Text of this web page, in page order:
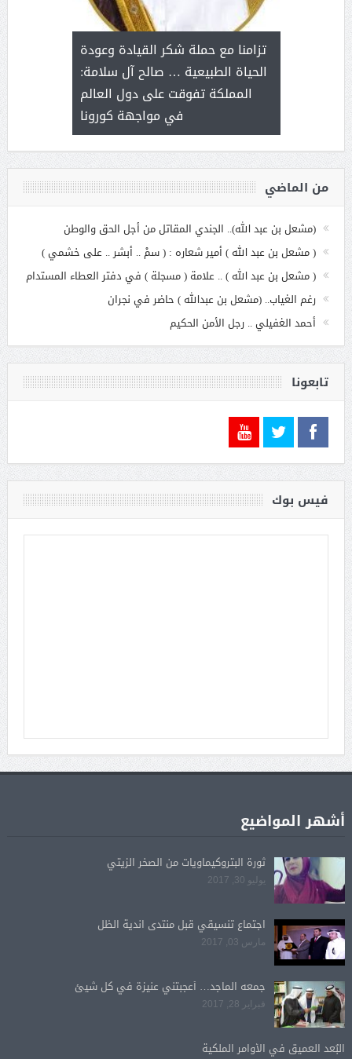
مع
بنت
تزامنا مع حملة شكر القيادة وعودة
الحياة الطبيعية … صالح آل سلامة:
المملكة تفوقت على دول العالم
في مواجهة كورونا
على برامج
هي أساس
من الماضي
(مشعل بن عبد الله).. الجندي المقاتل من أجل الحق والوطن
( مشعل بن عبد الله ) أمير شعاره : ( سمْ .. أبشر .. على خشمي )
( مشعل بن عبد الله ) .. علامة ( مسجلة ) في دفتر العطاء المستدام
رغم الغياب.. (مشعل بن عبدالله ) حاضر في نجران
أحمد الغفيلي .. رجل الأمن الحكيم
تابعونا
فيس بوك
أشهر المواضيع
ثورة البتروكيماويات من الصخر الزيتي
يوليو 30, 2017
اجتماع تنسيقي قبل منتدى اندية الظل
مارس 03, 2017
جمعه الماجد… أعجبتني عنيزة في كل شيئ
فبراير 28, 2017
البُعد العميق في الأوامر الملكية